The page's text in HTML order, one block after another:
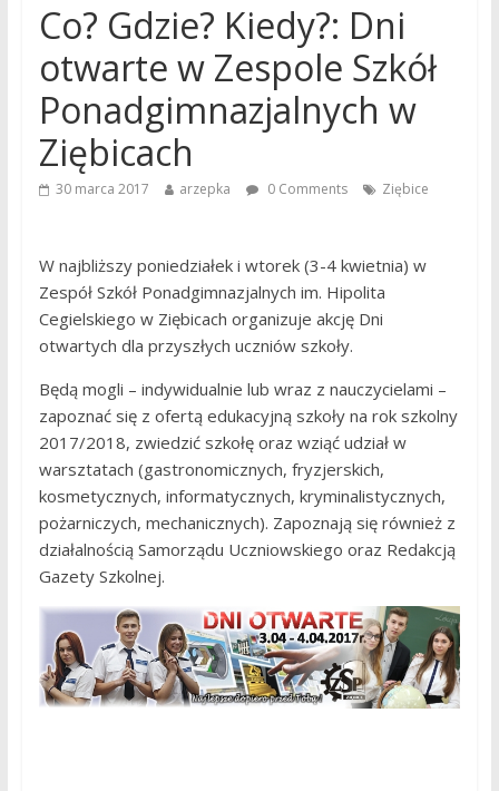
Co? Gdzie? Kiedy?: Dni
otwarte w Zespole Szkół
Ponadgimnazjalnych w
Ziębicach
30 marca 2017 arzepka 0 Comments Ziębice
W najbliższy poniedziałek i wtorek (3-4 kwietnia) w
Zespół Szkół Ponadgimnazjalnych im. Hipolita
Cegielskiego w Ziębicach organizuje akcję Dni
otwartych dla przyszłych uczniów szkoły.
Będą mogli – indywidualnie lub wraz z nauczycielami –
zapoznać się z ofertą edukacyjną szkoły na rok szkolny
2017/2018, zwiedzić szkołę oraz wziąć udział w
warsztatach (gastronomicznych, fryzjerskich,
kosmetycznych, informatycznych, kryminalistycznych,
pożarniczych, mechanicznych). Zapoznają się również z
działalnością Samorządu Uczniowskiego oraz Redakcją
Gazety Szkolnej.